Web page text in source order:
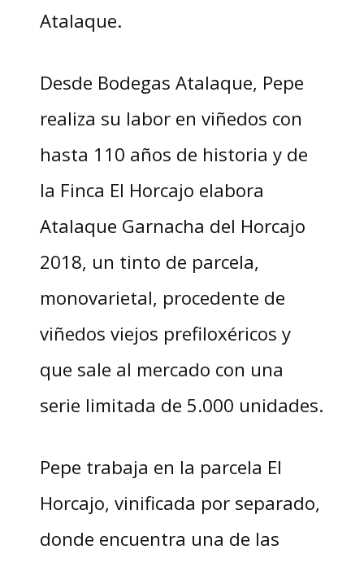
Atalaque.
Desde Bodegas Atalaque, Pepe
realiza su labor en viñedos con
hasta 110 años de historia y de
la Finca El Horcajo elabora
Atalaque Garnacha del Horcajo
2018, un tinto de parcela,
monovarietal, procedente de
viñedos viejos prefiloxéricos y
que sale al mercado con una
serie limitada de 5.000 unidades.
Pepe trabaja en la parcela El
Horcajo, vinificada por separado,
donde encuentra una de las